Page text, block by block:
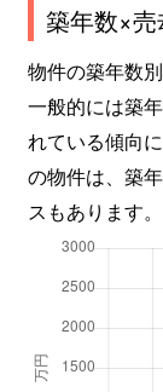
築年数×
物件の築年数
一般的には築
れている傾向
の物件は、築
スもあります。